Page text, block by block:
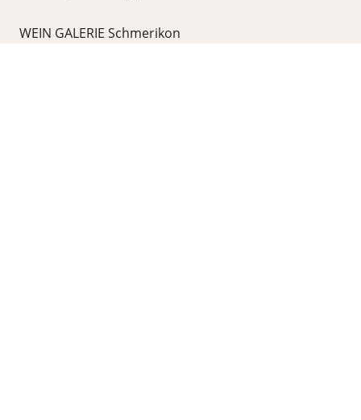
WEIN GALERIE Schmerikon